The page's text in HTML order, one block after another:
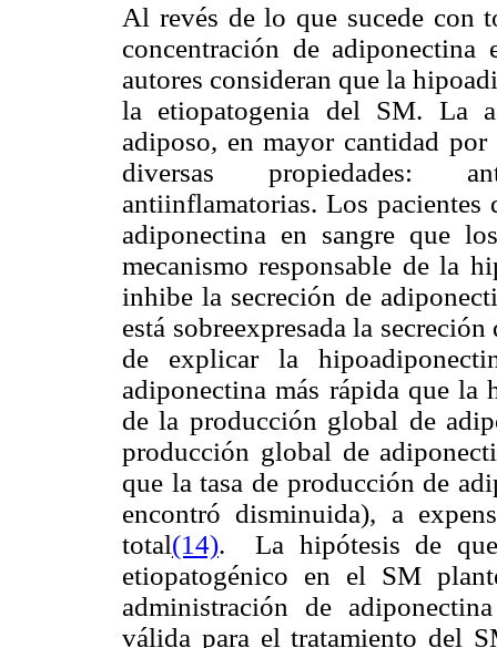
Al revés de lo que sucede con
concentración de
autores consideran que la
la etiopatogenia del SM. La
adiposo, en mayor cantidad
diversas propiedades:
antiinflamatorias. Los pacientes
adiponectina en sangre que
mecanismo responsable de la
inhibe la secreción de
está sobreexpresada la secreción
de explicar la
adiponectina más rápida que
de la producción global de
producción global de
que la tasa de producción de
encontró disminuida), a
total(14). La hipótesis de
etiopatogénico en el SM
administración de
válida para el tratamiento del